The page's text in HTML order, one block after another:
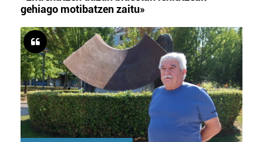
gehiago motibatzen zaitu»